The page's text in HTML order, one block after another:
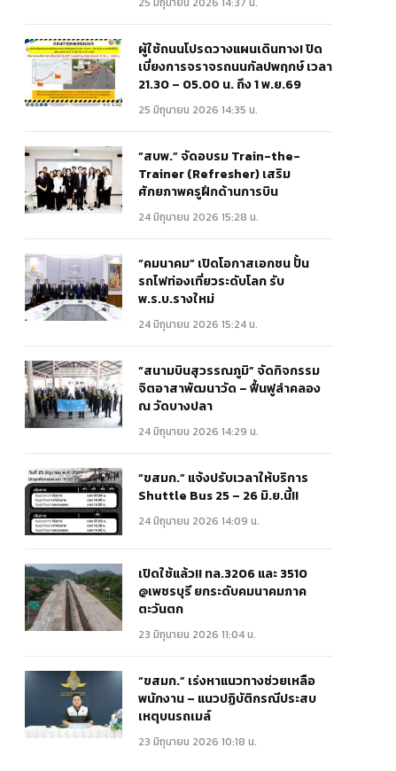
ผู้ใช้ถนนโปรดวางแผนเดินทาง! ปิด
เบี่ยงการจราจรถนนกัลปพฤกษ์ เวลา
21.30 – 05.00 น. ถึง 1 พ.ย.69
25 มิถุนายน 2026 14:35 น.
“สบพ.” จัดอบรม Train-the-
Trainer (Refresher) เสริม
ศักยภาพครูฝึกด้านการบิน
24 มิถุนายน 2026 15:28 น.
“คมนาคม” เปิดโอกาสเอกชน ปั้น
รถไฟท่องเที่ยวระดับโลก รับ
พ.ร.บ.รางใหม่
24 มิถุนายน 2026 15:24 น.
“สนามบินสุวรรณภูมิ” จัดกิจกรรม
จิตอาสาพัฒนาวัด – ฟื้นฟูลำคลอง
ณ วัดบางปลา
24 มิถุนายน 2026 14:29 น.
“ขสมก.” แจ้งปรับเวลาให้บริการ
Shuttle Bus 25 – 26 มิ.ย.นี้!!
24 มิถุนายน 2026 14:09 น.
เปิดใช้แล้ว!! ทล.3206 และ 3510
@เพชรบุรี ยกระดับคมนาคมภาค
ตะวันตก
23 มิถุนายน 2026 11:04 น.
“ขสมก.” เร่งหาแนวทางช่วยเหลือ
พนักงาน – แนวปฏิบัติกรณีประสบ
เหตุบนรถเมล์
23 มิถุนายน 2026 10:18 น.